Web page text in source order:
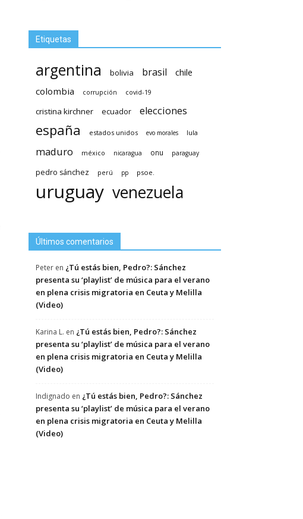
Etiquetas
argentina bolivia brasil
chile
colombia
corrupción covid-19
cristina kirchner ecuador elecciones
españa estados unidos evo morales lula
maduro méxico nicaragua onu paraguay
pedro sánchez perú pp psoe.
uruguay venezuela
Últimos comentarios
Peter en ¿Tú estás bien, Pedro?: Sánchez
presenta su ‘playlist’ de música para el verano
en plena crisis migratoria en Ceuta y Melilla
(Video)
Karina L. en ¿Tú estás bien, Pedro?: Sánchez
presenta su ‘playlist’ de música para el verano
en plena crisis migratoria en Ceuta y Melilla
(Video)
Indignado en ¿Tú estás bien, Pedro?: Sánchez
presenta su ‘playlist’ de música para el verano
en plena crisis migratoria en Ceuta y Melilla
(Video)